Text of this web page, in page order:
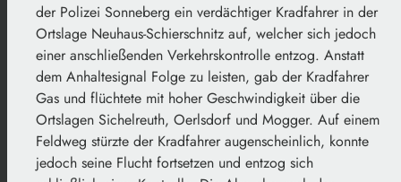
der Polizei Sonneberg ein verdächtiger Kradfahrer in der
Ortslage Neuhaus-Schierschnitz auf, welcher sich jedoch
einer anschließenden Verkehrskontrolle entzog. Anstatt
dem Anhaltesignal Folge zu leisten, gab der Kradfahrer
Gas und flüchtete mit hoher Geschwindigkeit über die
Ortslagen Sichelreuth, Oerlsdorf und Mogger. Auf einem
Feldweg stürzte der Kradfahrer augenscheinlich, konnte
jedoch seine Flucht fortsetzen und entzog sich